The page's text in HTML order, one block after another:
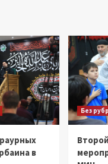
в
Без